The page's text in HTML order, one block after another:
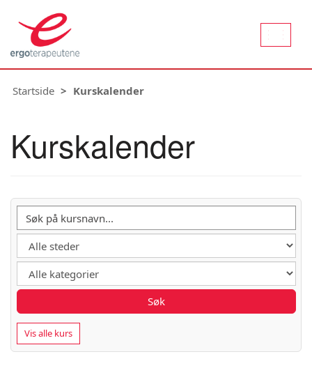
Startside Kurskalender
Kurskalender
Søk
Vis alle kurs